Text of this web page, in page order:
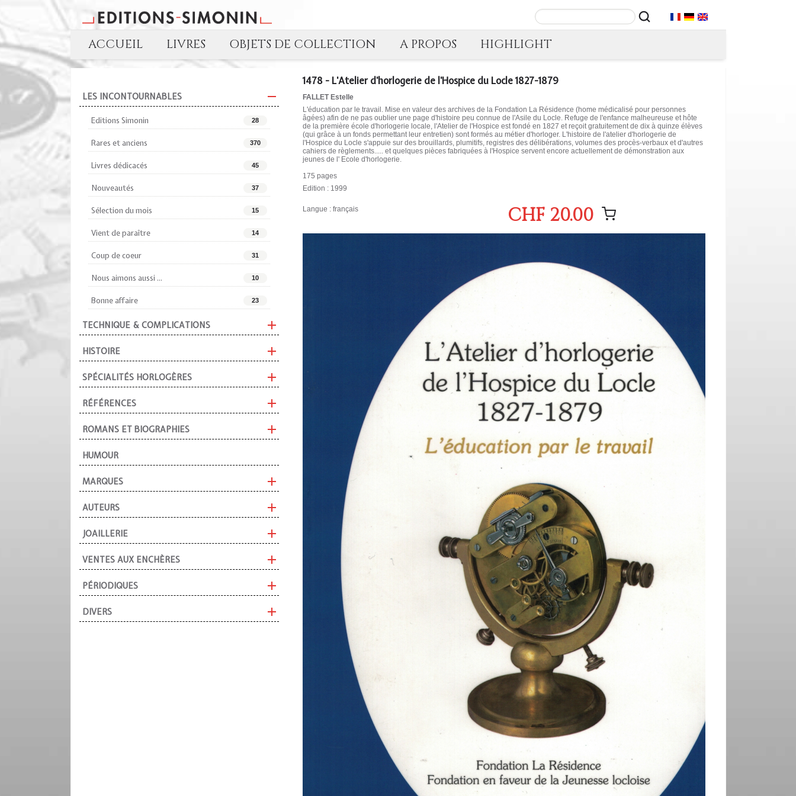
ACCUEIL LIVRES OBJETS DE COLLECTION A PROPOS HIGHLIGHT
LES INCONTOURNABLES
Editions Simonin 28
Rares et anciens 370
Livres dédicacés 45
Nouveautés 37
Sélection du mois 15
Vient de paraître 14
Coup de coeur 31
Nous aimons aussi ... 10
Bonne affaire 23
TECHNIQUE & COMPLICATIONS
HISTOIRE
SPÉCIALITÉS HORLOGÈRES
RÉFÉRENCES
ROMANS ET BIOGRAPHIES
HUMOUR
MARQUES
AUTEURS
JOAILLERIE
VENTES AUX ENCHÈRES
PÉRIODIQUES
DIVERS
1478 - L'Atelier d'horlogerie de l'Hospice du Locle 1827-1879
FALLET Estelle
L'éducation par le travail. Mise en valeur des archives de la Fondation La Résidence (home médicalisé pour personnes
âgées) afin de ne pas oublier une page d'histoire peu connue de l'Asile du Locle. Refuge de l'enfance malheureuse et hôte
de la première école d'horlogerie locale, l'Atelier de l'Hospice est fondé en 1827 et reçoit gratuitement de dix à quinze élèves
(qui grâce à un fonds permettant leur entretien) sont formés au métier d'horloger. L'histoire de l'atelier d'horlogerie de
l'Hospice du Locle s'appuie sur des brouillards, plumitifs, registres des délibérations, volumes des procès-verbaux et d'autres
cahiers de règlements..... et quelques pièces fabriquées à l'Hospice servent encore actuellement de démonstration aux
jeunes de l' Ecole d'horlogerie.
175 pages
Edition : 1999
Langue : français CHF 20.00